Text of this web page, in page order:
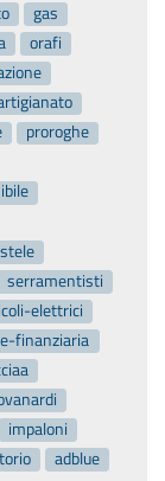
gas
orafi
proroghe
stele
serramentisti
elettrici
finanziaria
impaloni
adblue